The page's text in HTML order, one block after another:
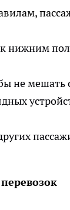
нижним
не